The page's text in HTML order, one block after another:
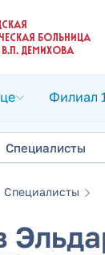
БОЛЬНИЦА
ДЕМИХОВА
Филиал
Специалисты
Специалисты